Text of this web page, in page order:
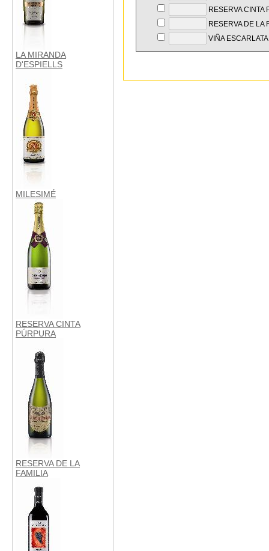
LA MIRANDA
D'ESPIELLS
MILESIMÉ
RESERVA CINTA
PÚRPURA
RESERVA DE LA
FAMILIA
RESERVA CINTA
RESERVA DE LA
VIÑA ESCARLATA